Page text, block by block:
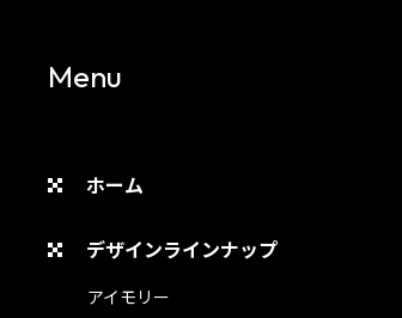
Menu
ホーム
デザインラインナップ
アイモリー